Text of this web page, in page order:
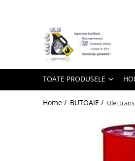
Toate Produsele
► Detailing si cosmetica
TOATE PRODUSELE
Home / BUTOAIE / Ulei